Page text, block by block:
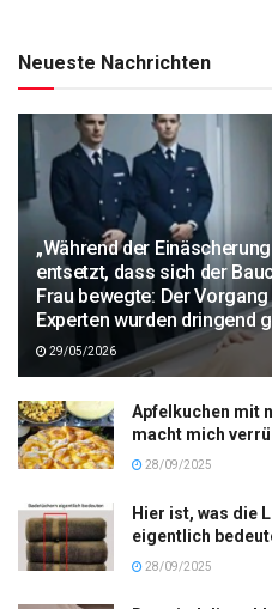
Neueste Nachrichten
„Während der
entsetzt, dass sich der
Frau bewegte: Der
Experten wurden dringend
29/05/2026
Apfelkuchen mit
macht mich
28/09/2025
Hier ist, was die
eigentlich
28/09/2025